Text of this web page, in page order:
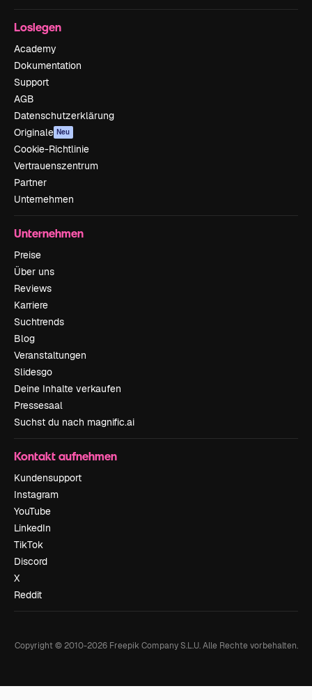
Loslegen
Academy
Dokumentation
Support
AGB
Datenschutzerklärung
Originale Neu
Cookie-Richtlinie
Vertrauenszentrum
Partner
Unternehmen
Unternehmen
Preise
Über uns
Reviews
Karriere
Suchtrends
Blog
Veranstaltungen
Slidesgo
Deine Inhalte verkaufen
Pressesaal
Suchst du nach magnific.ai
Kontakt aufnehmen
Kundensupport
Instagram
YouTube
LinkedIn
TikTok
Discord
X
Reddit
Copyright © 2010-2026Freepik Company S.L.U. Alle Rechte vorbehalten.